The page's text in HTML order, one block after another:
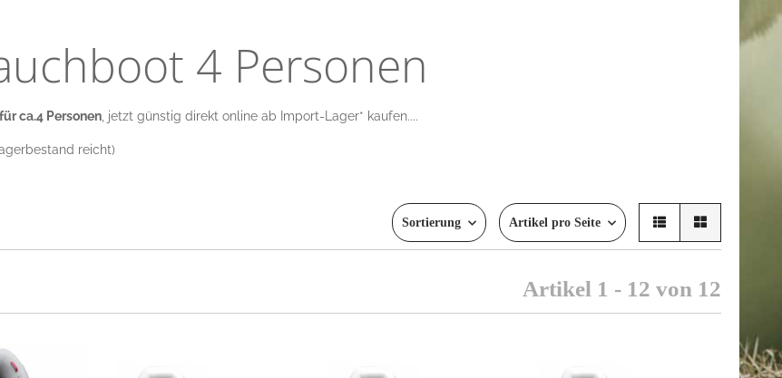
4 Personen
für ca.4 Personen, jetzt günstig direkt online ab Import-Lager* kaufen....
reicht)
Sortierung Artikel pro Seite
Artikel 1 - 12 von 12